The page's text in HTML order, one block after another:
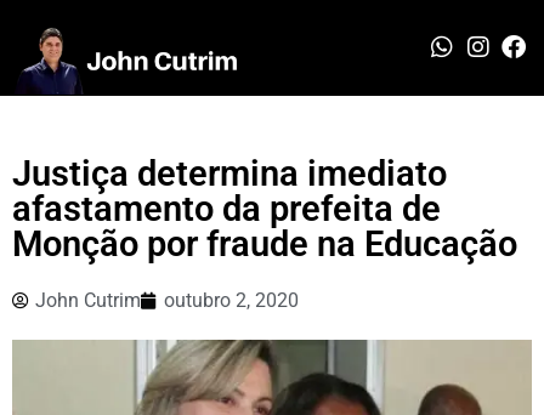
Justiça determina imediato
afastamento da prefeita de
Monção por fraude na Educação
John Cutrim outubro 2, 2020